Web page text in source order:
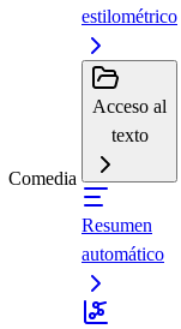
Comedia
estilométrico
Acceso al
texto
Resumen
automático